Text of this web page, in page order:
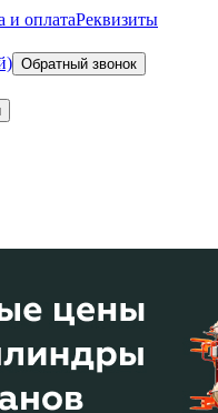
и оплатаРеквизиты
Обратный звонок